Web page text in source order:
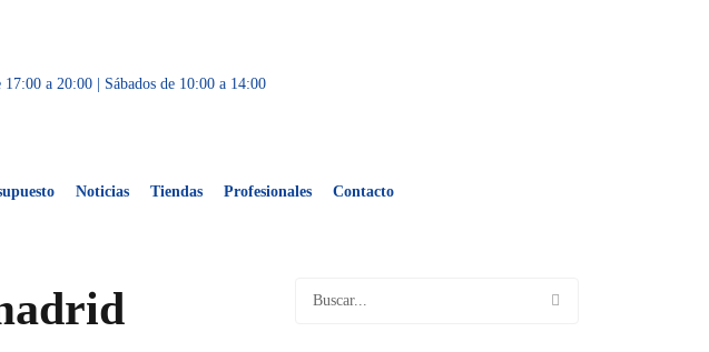
a 20:00 | Sábados de 10:00 a 14:00
Noticias Tiendas Profesionales Contacto